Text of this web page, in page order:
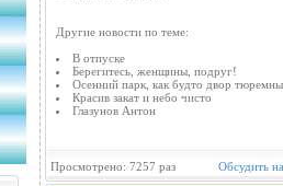
Другие новости по теме:
В отпуске
Берегитесь, женщины, подруг!
Осенний парк, как будто двор
Красив закат и небо чисто
Глазунов Антон
Просмотрено: 7257 раз Обсудить